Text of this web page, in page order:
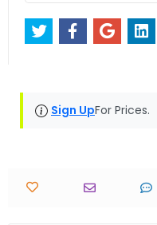
Sign UpFor Prices.